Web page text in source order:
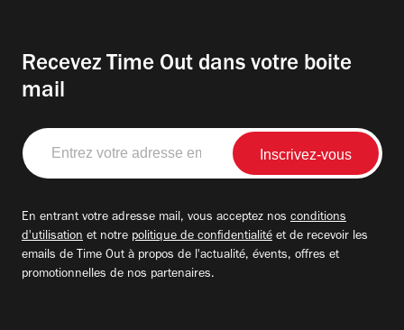
Recevez Time Out dans votre boite
mail
Entrez
votre
adresse
En entrant votre adresse mail, vous acceptez nos conditions
d'utilisation et notre politique de confidentialité et de recevoir les
emails de Time Out à propos de l'actualité, évents, offres et
promotionnelles de nos partenaires.